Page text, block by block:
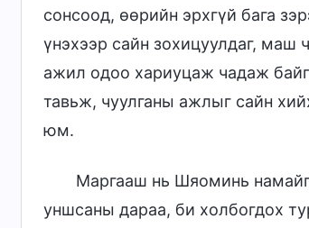
сонсоод, өөрийн эрхгүй бага
үнэхээр сайн зохицуулдаг, маш
ажил одоо хариуцаж чадаж
тавьж, чуулганы ажлыг сайн
юм.
Маргааш нь Шяоминь
уншсаны дараа, би холбогдох